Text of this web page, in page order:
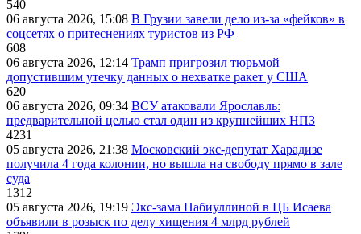
540
06 августа 2026, 15:08 В Грузии завели дело из-за «фейков» в
соцсетях о притеснениях туристов из РФ
608
06 августа 2026, 12:14 Трамп пригрозил тюрьмой
допустившим утечку данных о нехватке ракет у США
620
06 августа 2026, 09:34 ВСУ атаковали Ярославль:
предварительной целью стал один из крупнейших НПЗ
4231
05 августа 2026, 21:38 Московский экс-депутат Харадизе
получила 4 года колонии, но вышла на свободу прямо в зале
суда
1312
05 августа 2026, 19:19 Экс-зама Набиуллиной в ЦБ Исаева
объявили в розыск по делу хищения 4 млрд рублей